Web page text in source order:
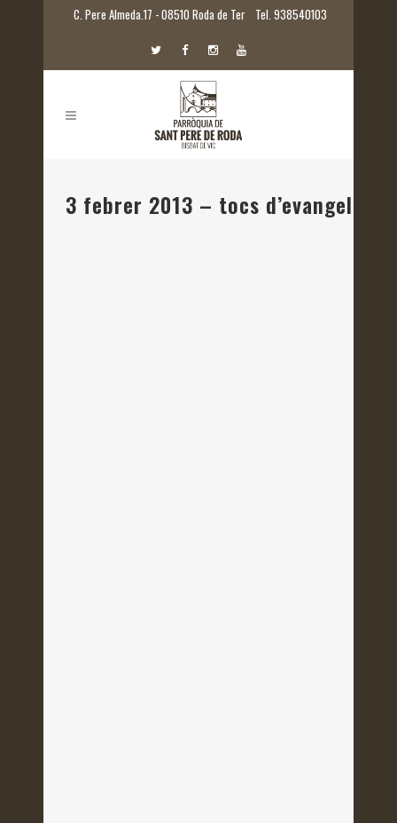
C. Pere Almeda.17 - 08510 Roda de Ter Tel. 938540103
3 febrer 2013 – tocs d’evangeli: